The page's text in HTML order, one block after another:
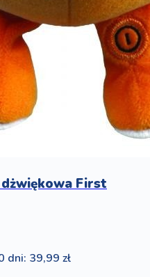
First
dni: 39,99 zł